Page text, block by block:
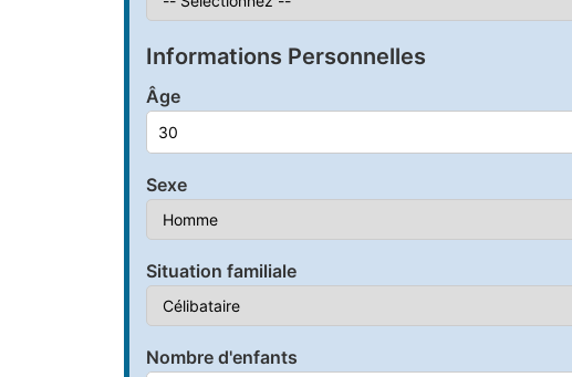
Informations Personnelles
Âge
Sexe
Situation familiale
Nombre d'enfants